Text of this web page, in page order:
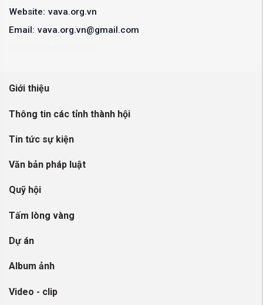
Website: vava.org.vn
Email: vava.org.vn@gmail.com
Giới thiệu
Thông tin các tỉnh thành hội
Tin tức sự kiện
Văn bản pháp luật
Quỹ hội
Tấm lòng vàng
Dự án
Album ảnh
Video - clip